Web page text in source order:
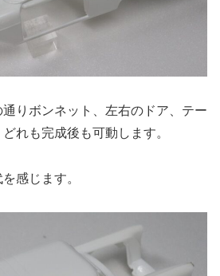
りボンネット、左右のドア、テー
れも完成後も可動します。
感じます。